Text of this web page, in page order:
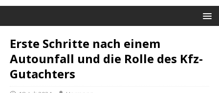
Erste Schritte nach einem
Autounfall und die Rolle des Kfz-
Gutachters